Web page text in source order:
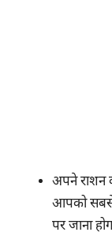
अपने राशन
आपको सबसे
पर जाना